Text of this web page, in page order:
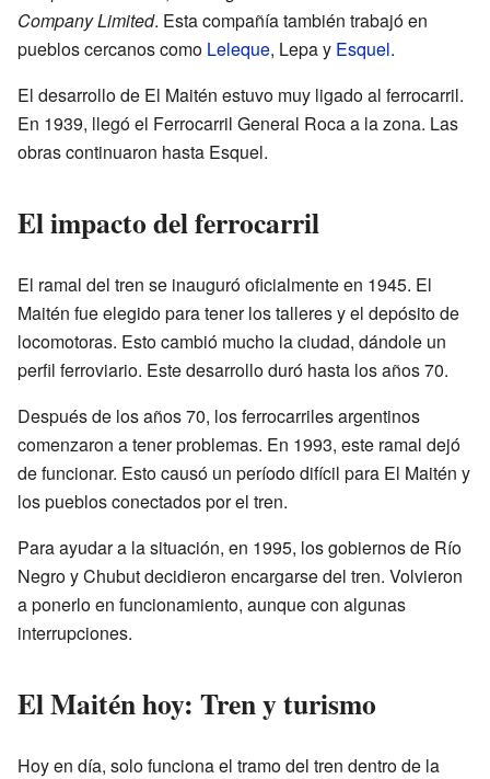
Company Limited. Esta compañía también trabajó en
pueblos cercanos como Leleque, Lepa y Esquel.
El desarrollo de El Maitén estuvo muy ligado al ferrocarril.
En 1939, llegó el Ferrocarril General Roca a la zona. Las
obras continuaron hasta Esquel.
El impacto del ferrocarril
El ramal del tren se inauguró oficialmente en 1945. El
Maitén fue elegido para tener los talleres y el depósito de
locomotoras. Esto cambió mucho la ciudad, dándole un
perfil ferroviario. Este desarrollo duró hasta los años 70.
Después de los años 70, los ferrocarriles argentinos
comenzaron a tener problemas. En 1993, este ramal dejó
de funcionar. Esto causó un período difícil para El Maitén y
los pueblos conectados por el tren.
Para ayudar a la situación, en 1995, los gobiernos de Río
Negro y Chubut decidieron encargarse del tren. Volvieron
a ponerlo en funcionamiento, aunque con algunas
interrupciones.
El Maitén hoy: Tren y turismo
Hoy en día, solo funciona el tramo del tren dentro de la